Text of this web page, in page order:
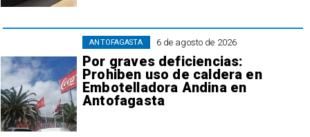
6 de agosto de 2026
Por graves deficiencias:
Prohiben uso de caldera en
Embotelladora Andina en
Antofagasta
ANTOFAGASTA